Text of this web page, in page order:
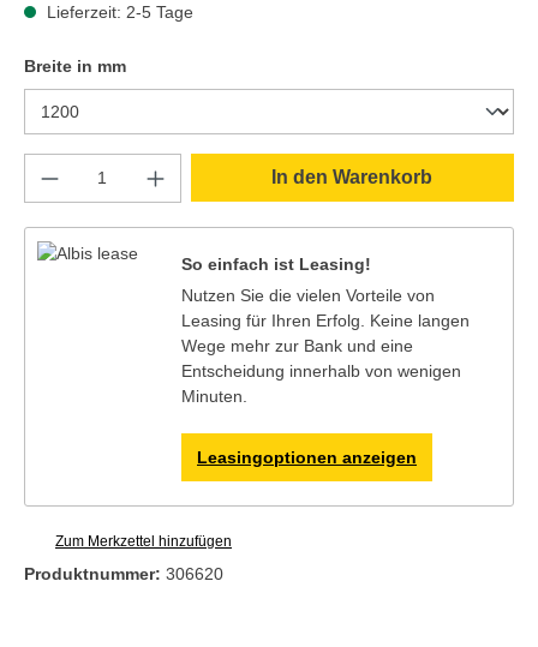
Lieferzeit: 2-5 Tage
Breite in mmauswählen
Produkt Anzahl: Gib den gewünschten
In den Warenkorb
So einfach ist Leasing!
Nutzen Sie die vielen Vorteile von
Leasing für Ihren Erfolg. Keine langen
Wege mehr zur Bank und eine
Entscheidung innerhalb von wenigen
Minuten.
Leasingoptionen anzeigen
Zum Merkzettel hinzufügen
Produktnummer: 306620